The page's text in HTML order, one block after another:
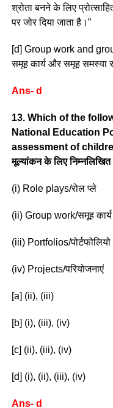
श्रोता बनने के लिए
पर जोर दिया जाता है।”
[d] Group work and
समूह कार्य और समूह समस्या
Ans- d
13. Which of the
National Education
assessment of children
मूल्यांकन के लिए
(i) Role plays/रोल प्ले
(ii) Group work/समूह कार्य
(iii) Portfolios/पोर्टफोलियो
(iv) Projects/परियोजनाएं
[a] (ii), (iii)
[b] (i), (iii), (iv)
[c] (ii), (iii), (iv)
[d] (i), (ii), (iii), (iv)
Ans- d